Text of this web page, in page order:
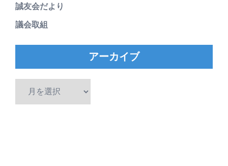
誠友会だより
議会取組
アーカイブ